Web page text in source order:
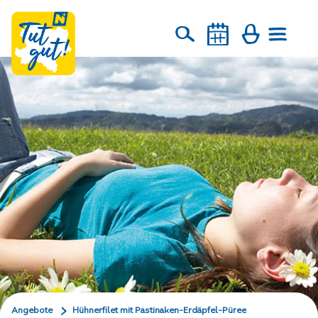
Angebote Hühnerfilet mit Pastinaken-Erdäpfel-Püree